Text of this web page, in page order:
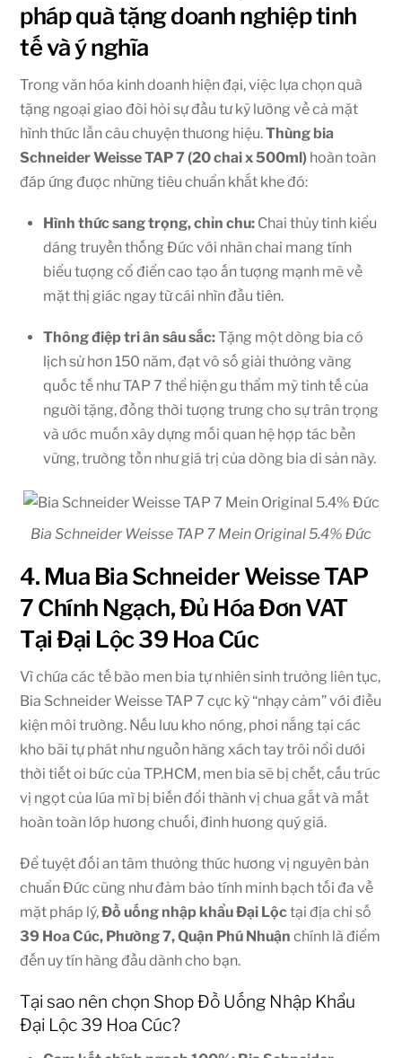
pháp quà tặng doanh nghiệp tinh
tế và ý nghĩa
Trong văn hóa kinh doanh hiện đại, việc lựa chọn quà
tặng ngoại giao đòi hỏi sự đầu tư kỹ lưỡng về cả mặt
hình thức lẫn câu chuyện thương hiệu.Thùng bia
Schneider Weisse TAP 7 (20 chai x 500ml) hoàn toàn
đáp ứng được những tiêu chuẩn khắt khe đó:
Hình thức sang trọng, chỉn chu: Chai thủy tinh kiểu
dáng truyền thống Đức với nhãn chai mang tính
biểu tượng cổ điển cao tạo ấn tượng mạnh mẽ về
mặt thị giác ngay từ cái nhìn đầu tiên.
Thông điệp tri ân sâu sắc:Tặng một dòng bia có
lịch sử hơn 150 năm, đạt vô số giải thưởng vàng
quốc tế như TAP 7 thể hiện gu thẩm mỹ tinh tế của
người tặng, đồng thời tượng trưng cho sự trân trọng
và ước muốn xây dựng mối quan hệ hợp tác bền
vững, trường tồn như giá trị của dòng bia di sản này.
Bia Schneider Weisse TAP 7 Mein Original 5.4% Đức
4. Mua Bia Schneider Weisse TAP
7 Chính Ngạch, Đủ Hóa Đơn VAT
Tại Đại Lộc 39 Hoa Cúc
Vì chứa các tế bào men bia tự nhiên sinh trưởng liên tục,
Bia Schneider Weisse TAP 7 cực kỳ “nhạy cảm” với điều
kiện môi trường. Nếu lưu kho nóng, phơi nắng tại các
kho bãi tự phát như nguồn hàng xách tay trôi nổi dưới
thời tiết oi bức của TP.HCM, men bia sẽ bị chết, cấu trúc
vị ngọt của lúa mì bị biến đổi thành vị chua gắt và mất
hoàn toàn lớp hương chuối, đinh hương quý giá.
Để tuyệt đối an tâm thưởng thức hương vị nguyên bản
chuẩn Đức cũng như đảm bảo tính minh bạch tối đa về
mặt pháp lý,Đồ uống nhập khẩu Đại Lộctại địa chỉ số
39 Hoa Cúc, Phường 7, Quận Phú Nhuận chính là điểm
đến uy tín hàng đầu dành cho bạn.
Tại sao nên chọn Shop Đồ Uống Nhập Khẩu
Đại Lộc 39 Hoa Cúc?